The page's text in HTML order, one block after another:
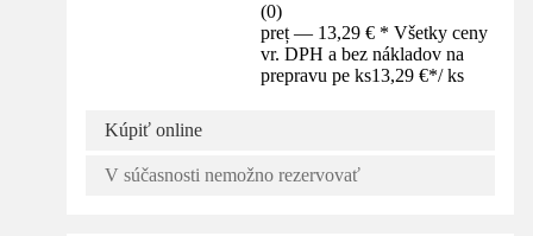
(0)
preț — 13,29 € * Všetky ceny
vr. DPH a bez nákladov na
prepravu pe ks13,29 €*/ ks
Kúpiť online
V súčasnosti nemožno rezervovať